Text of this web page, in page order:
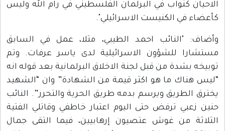
الاحيان كنواب في البرلمان الفلسطيني في رام الله وليس
كأعضاء في الكنيست الاسرائيلي".
وأضاف: "النائب احمد الطيبي، مثلا، عمل في السابق
مستشارا للشؤون الاسرائيلية لدى ياسر عرفات. وتم
توبيخه بشدة من قبل لجنة الاخلاق البرلمانية بعد قوله انه
“ليس هناك ما هو اكثر قيمة من الشهادة” وان “الشهيد
يخترق الطريق ويرسم بدمه طريق الحرية والتحرر”. النائب
حنين زعبي ترفض حتى اليوم اعتبار خاطفي وقاتلي الفتية
الثلاثة من غوش عتصيون إرهابيين، فيما التقى جمال